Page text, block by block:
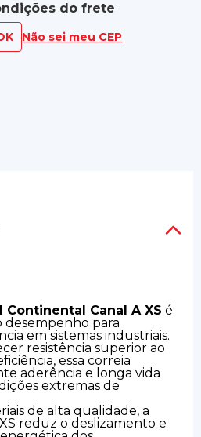
do frete
Não sei meu CEP
Canal A XS é
desempenho para
em sistemas industriais.
resistência superior ao
essa correia
aderência e longa vida
extremas de
de alta qualidade, a
reduz o deslizamento e